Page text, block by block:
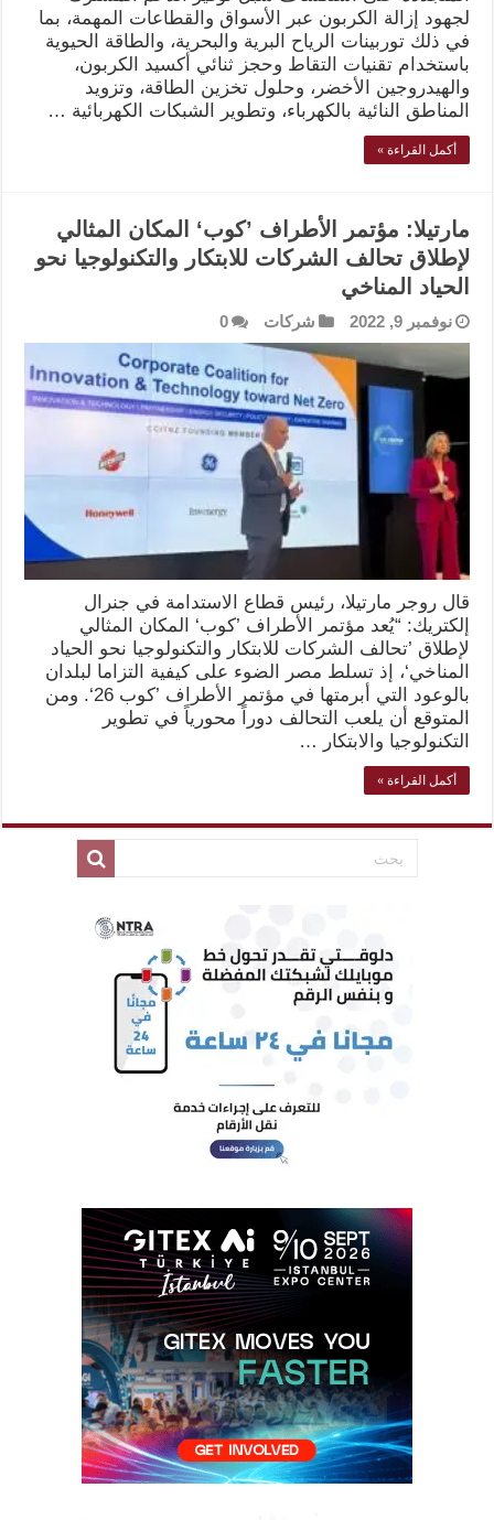
لجهود إزالة الكربون عبر الأسواق والقطاعات المهمة، بما
في ذلك توربينات الرياح البرية والبحرية، والطاقة الحيوية
باستخدام تقنيات التقاط وحجز ثنائي أكسيد الكربون،
والهيدروجين الأخضر، وحلول تخزين الطاقة، وتزويد
المناطق النائية بالكهرباء، وتطوير الشبكات الكهربائية …
أكمل القراءة »
مارتيلا: مؤتمر الأطراف ’كوب‘ المكان المثالي
لإطلاق تحالف الشركات للابتكار والتكنولوجيا نحو
الحياد المناخي
نوفمبر 9, 2022 شركات 0
قال روجر مارتيلا، رئيس قطاع الاستدامة في جنرال
إلكتريك: “يُعد مؤتمر الأطراف ’كوب‘ المكان المثالي
لإطلاق ’تحالف الشركات للابتكار والتكنولوجيا نحو الحياد
المناخي‘، إذ تسلط مصر الضوء على كيفية التزاما لبلدان
بالوعود التي أبرمتها في مؤتمر الأطراف ’كوب 26‘. ومن
المتوقع أن يلعب التحالف دوراً محورياً في تطوير
التكنولوجيا والابتكار …
أكمل القراءة »